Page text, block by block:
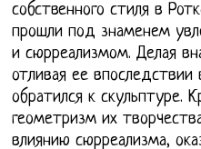
собственного стиля в
прошли под знаменем
и сюрреализмом. Делая
отливая ее впоследствии
обратился к скульптуре.
геометризм их
влиянию сюрреализма,